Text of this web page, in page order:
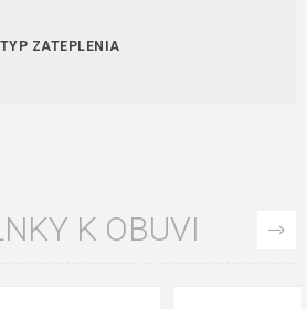
TYP ZATEPLENIA
K OBUVI